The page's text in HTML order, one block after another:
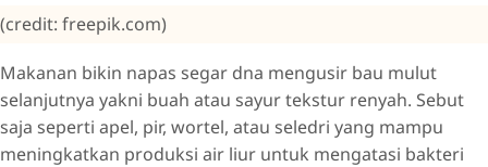
(credit: freepik.com)
Makanan bikin napas segar dna mengusir bau mulut
selanjutnya yakni buah atau sayur tekstur renyah. Sebut
saja seperti apel, pir, wortel, atau seledri yang mampu
meningkatkan produksi air liur untuk mengatasi bakteri